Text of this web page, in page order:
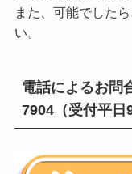
また、可能でした
い。
電話によるお問
7904（受付平日